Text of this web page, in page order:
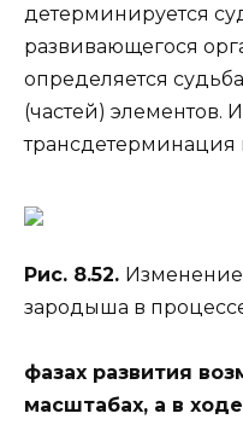
детерминируется
развивающегося
определяется
(частей) элементов.
трансдетерминация
Рис. 8.52.
зародыша в
фазах развития
масштабах, а в